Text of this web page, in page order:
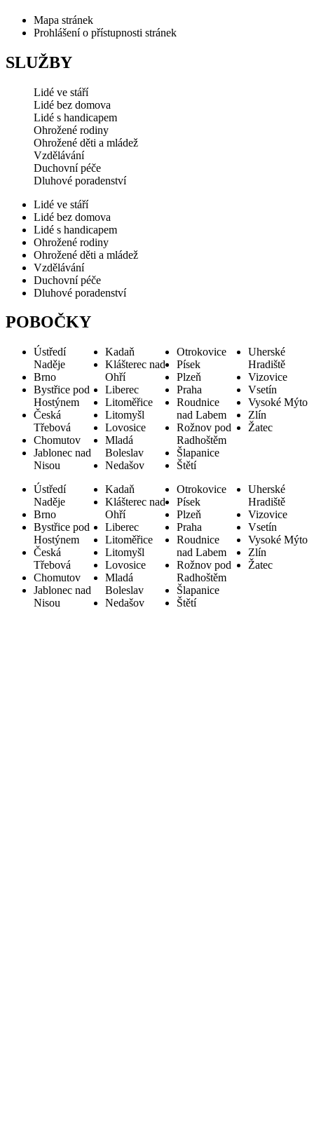
Mapa stránek
Prohlášení o přístupnosti stránek
SLUŽBY
Lidé ve stáří
Lidé bez domova
Lidé s handicapem
Ohrožené rodiny
Ohrožené děti a mládež
Vzdělávání
Duchovní péče
Dluhové poradenství
Lidé ve stáří
Lidé bez domova
Lidé s handicapem
Ohrožené rodiny
Ohrožené děti a mládež
Vzdělávání
Duchovní péče
Dluhové poradenství
POBOČKY
Ústředí
Naděje
Brno
Bystřice pod
Hostýnem
Česká
Třebová
Chomutov
Jablonec nad
Nisou
Kadaň
Klášterec nad
Ohří
Liberec
Litoměřice
Litomyšl
Lovosice
Mladá
Boleslav
Nedašov
Otrokovice
Písek
Plzeň
Praha
Roudnice
nad Labem
Rožnov pod
Radhoštěm
Šlapanice
Štětí
Uherské
Hradiště
Vizovice
Vsetín
Vysoké Mýto
Zlín
Žatec
Ústředí
Naděje
Brno
Bystřice pod
Hostýnem
Česká
Třebová
Chomutov
Jablonec nad
Nisou
Kadaň
Klášterec nad
Ohří
Liberec
Litoměřice
Litomyšl
Lovosice
Mladá
Boleslav
Nedašov
Otrokovice
Písek
Plzeň
Praha
Roudnice
nad Labem
Rožnov pod
Radhoštěm
Šlapanice
Štětí
Uherské
Hradiště
Vizovice
Vsetín
Vysoké Mýto
Zlín
Žatec